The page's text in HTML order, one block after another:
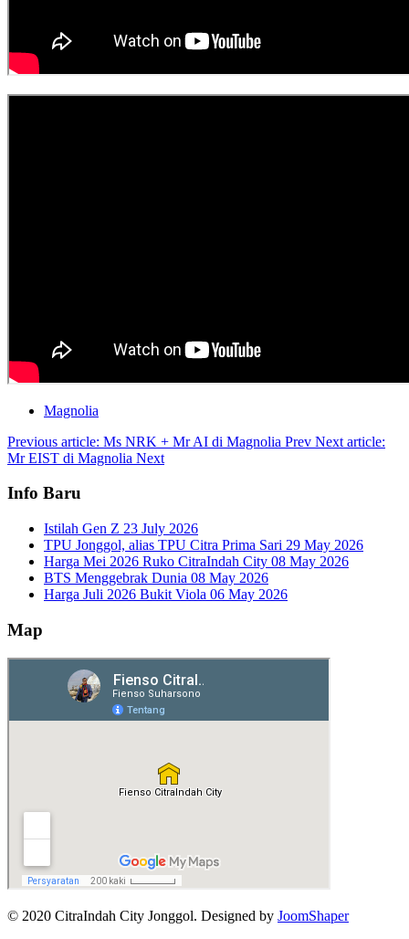
Magnolia
Previous article: Ms NRK + Mr AI di Magnolia Prev Next article:
Mr EIST di Magnolia Next
Info Baru
Istilah Gen Z 23 July 2026
TPU Jonggol, alias TPU Citra Prima Sari 29 May 2026
Harga Mei 2026 Ruko CitraIndah City 08 May 2026
BTS Menggebrak Dunia 08 May 2026
Harga Juli 2026 Bukit Viola 06 May 2026
Map
© 2020 CitraIndah City Jonggol. Designed by JoomShaper